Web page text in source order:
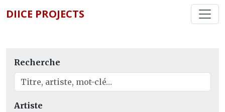
DIICE PROJECTS
Recherche
Artiste